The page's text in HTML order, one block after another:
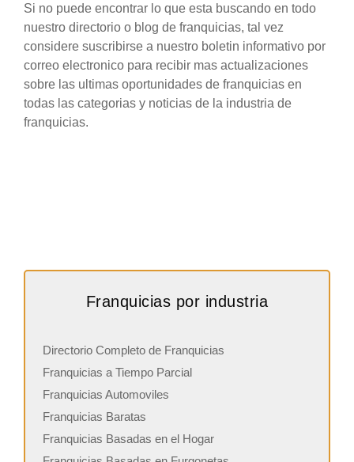
Si no puede encontrar lo que esta buscando en todo
nuestro directorio o blog de franquicias, tal vez
considere suscribirse a nuestro boletin informativo por
correo electronico para recibir mas actualizaciones
sobre las ultimas oportunidades de franquicias en
todas las categorias y noticias de la industria de
franquicias.
Franquicias por industria
Directorio Completo de Franquicias
Franquicias a Tiempo Parcial
Franquicias Automoviles
Franquicias Baratas
Franquicias Basadas en el Hogar